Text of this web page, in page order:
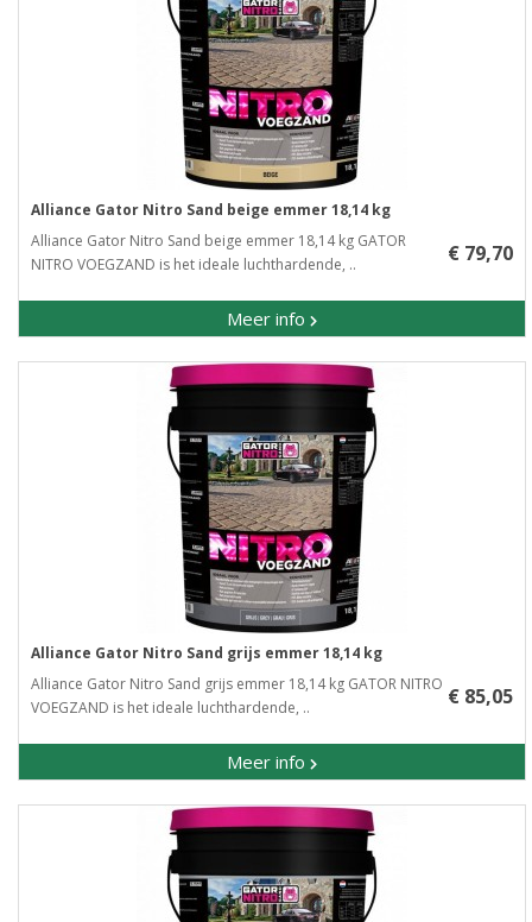
Alliance Gator Nitro Sand beige emmer 18,14 kg
Alliance Gator Nitro Sand beige emmer 18,14 kg GATOR
NITRO VOEGZAND is het ideale luchthardende, ..
Meer info
€ 79,70
Alliance Gator Nitro Sand grijs emmer 18,14 kg
Alliance Gator Nitro Sand grijs emmer 18,14 kg GATOR NITRO
VOEGZAND is het ideale luchthardende, ..
Meer info
€ 85,05